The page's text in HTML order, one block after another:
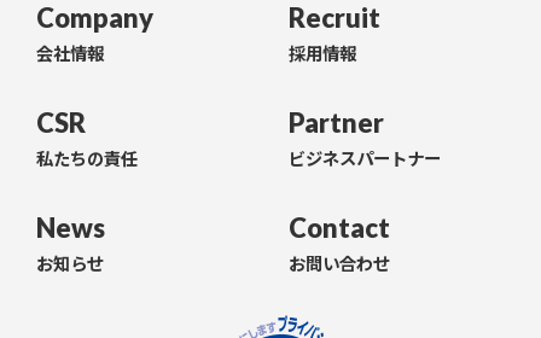
Company
会社情報
Recruit
採用情報
CSR
私たちの責任
Partner
ビジネスパートナー
News
お知らせ
Contact
お問い合わせ